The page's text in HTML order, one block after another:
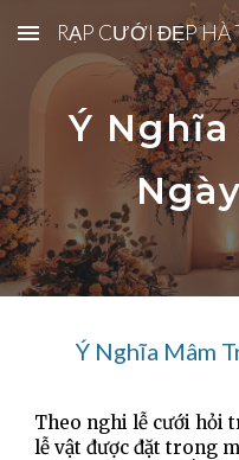
Skip to main content
RẠP CƯỚI ĐẸP
Ý
Ý Nghĩa Mâm
Theo nghi lễ cưới hỏi
lễ vật được đặt trong